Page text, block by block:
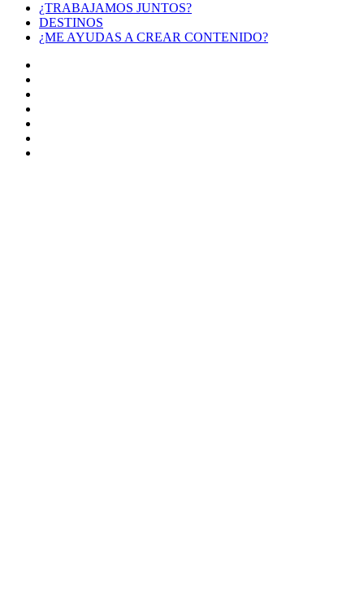
¿TRABAJAMOS JUNTOS?
DESTINOS
¿ME AYUDAS A CREAR CONTENIDO?